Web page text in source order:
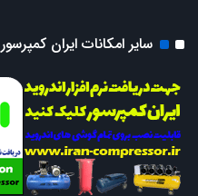
سایر امکانات ایران کمپرسور